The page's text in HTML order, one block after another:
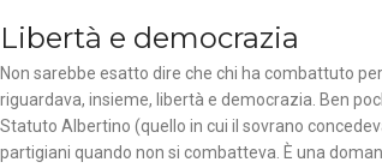
Libertà e democrazia
Non sarebbe esatto dire che chi ha combattuto
riguardava, insieme, libertà e democrazia. Ben
Statuto Albertino (quello in cui il sovrano
partigiani quando non si combatteva. È una